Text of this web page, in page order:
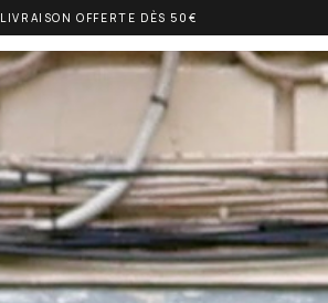
LIVRAISON OFFERTE DÈS 50€
OLIVIA BALM